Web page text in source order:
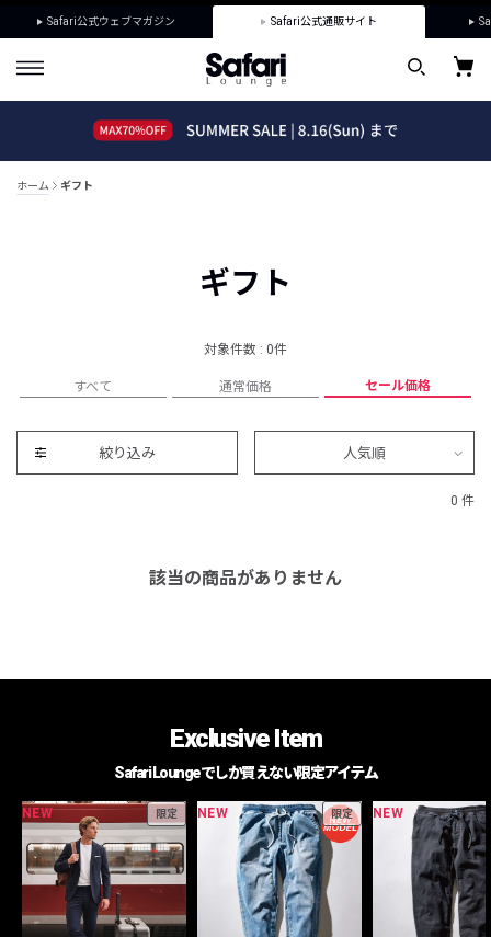
Safari公式ウェブマガジン Safari公式通販サイト
ホーム ギフト
ギフト
対象件数 : 0件
すべて 通常価格 セール価格
絞り込み 人気順
0 件
該当の商品がありません
Exclusive Item
Safari Loungeでしか買えない限定アイテム
NEW 限定 NEW 限定 NEW